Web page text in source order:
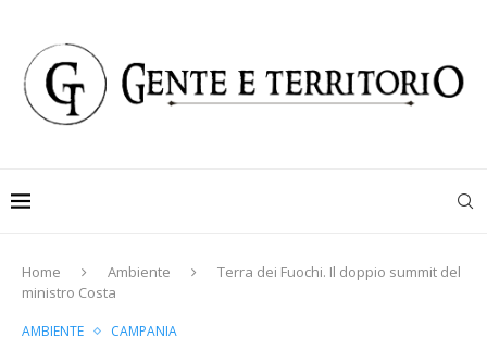
Home Ambiente
Terra dei Fuochi. Il doppio summit del
ministro Costa
AMBIENTE CAMPANIA